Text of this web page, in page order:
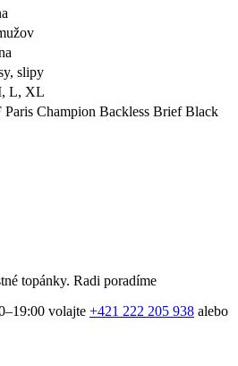
slipy
L, XL
Paris Champion Backless Brief Black
topánky. Radi poradíme
volajte +421 222 205 938 alebo